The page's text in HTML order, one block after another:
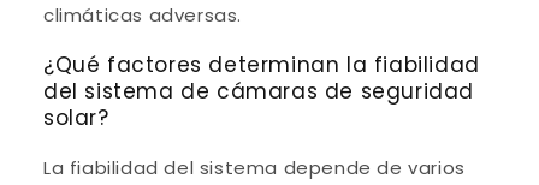
climáticas adversas.
¿Qué factores determinan la fiabilidad
del sistema de cámaras de seguridad
solar?
La fiabilidad del sistema depende de varios